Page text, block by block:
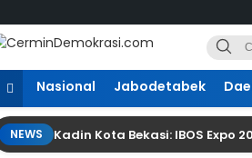
CerminDemokrasi.com
Refleksi Kedaulatan Rakyat
Nasional Jabodetabek
NEWS Kadin Kota Bekasi: IBOS Expo